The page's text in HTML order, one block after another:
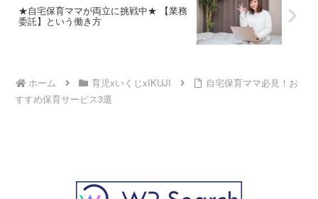
★自宅保育ママが両立に挑戦中★ 【業務
委託】という働き方
ホーム 育児xいくじxIKUJI
自宅保育ママ必見！お
すすめ保育サービス3選